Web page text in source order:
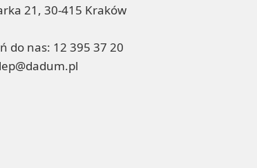
21, 30-415 Kraków
do nas: 12 395 37 20